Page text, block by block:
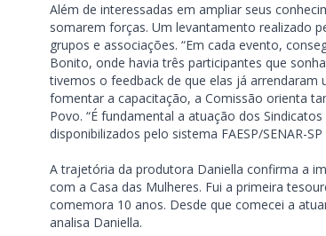
Além de interessadas em ampliar seus
somarem forças. Um levantamento realizado
grupos e associações. “Em cada evento,
Bonito, onde havia três participantes que
tivemos o feedback de que elas já arrendaram
fomentar a capacitação, a Comissão orienta
Povo. “É fundamental a atuação dos
disponibilizados pelo sistema FAESP/SENAR-
A trajetória da produtora Daniella confirma a
com a Casa das Mulheres. Fui a primeira
comemora 10 anos. Desde que comecei a
analisa Daniella.